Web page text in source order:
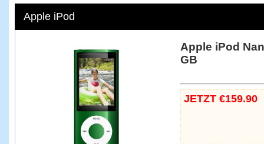
Apple iPod
Apple iPod
GB
JETZT €159.90